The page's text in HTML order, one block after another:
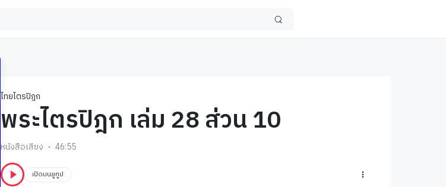
ไทยไตรปิฎก
พระไตรปิฎก เล่ม 28 ส่วน 10
หนังสือเสียง 46:55
เปิดบนยูทูป